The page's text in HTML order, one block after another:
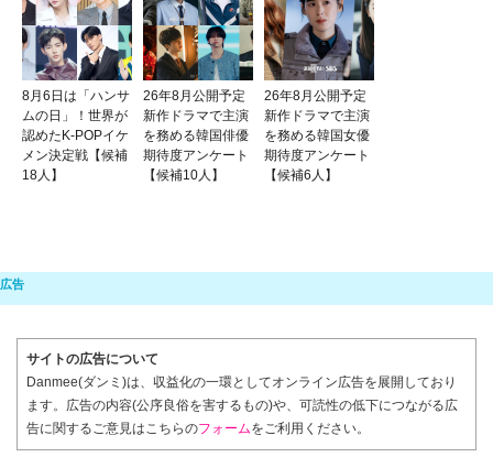
8月6日は「ハンサ
ムの日」！世界が
認めたK-POPイケ
メン決定戦【候補
18人】
26年8月公開予定
新作ドラマで主演
を務める韓国俳優
期待度アンケート
【候補10人】
26年8月公開予定
新作ドラマで主演
を務める韓国女優
期待度アンケート
【候補6人】
サイトの広告について
Danmee(ダンミ)は、収益化の一環としてオンライン広告を展開しており
ます。広告の内容(公序良俗を害するもの)や、可読性の低下につながる広
告に関するご意見はこちらのフォームをご利用ください。